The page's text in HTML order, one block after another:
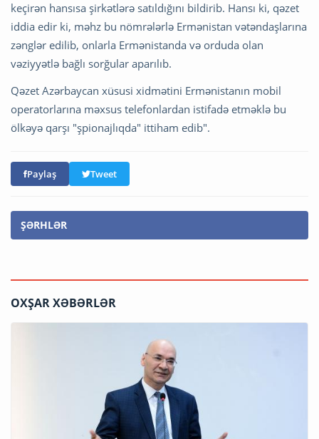
keçirən hansısa şirkətlərə satıldığını bildirib. Hansı ki, qəzet
iddia edir ki, məhz bu nömrələrlə Ermənistan vətəndaşlarına
zənglər edilib, onlarla Ermənistanda və orduda olan
vəziyyətlə bağlı sorğular aparılıb.
Qəzet Azərbaycan xüsusi xidmətini Ermənistanın mobil
operatorlarına məxsus telefonlardan istifadə etməklə bu
ölkəyə qarşı "şpionajlıqda" ittiham edib".
Paylaş Tweet
ŞƏRHLƏR
OXŞAR XƏBƏRLƏR